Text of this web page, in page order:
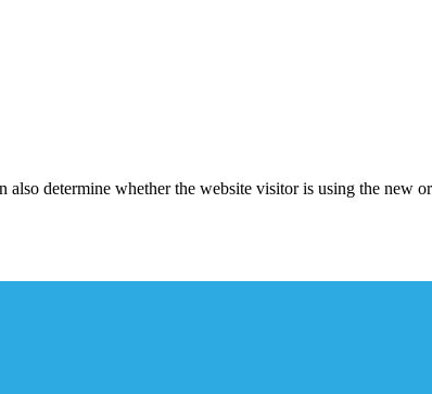
determine whether the website visitor is using the new